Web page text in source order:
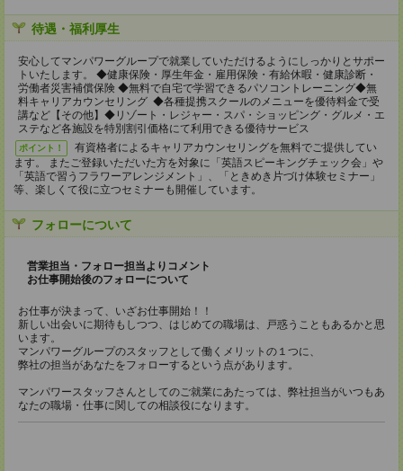
待遇・福利厚生
安心してマンパワーグループで就業していただけるようにしっかりとサポー
トいたします。 ◆健康保険・厚生年金・雇用保険・有給休暇・健康診断・
労働者災害補償保険 ◆無料で自宅で学習できるパソコントレーニング◆無
料キャリアカウンセリング ◆各種提携スクールのメニューを優待料金で受
講など【その他】◆リゾート・レジャー・スパ・ショッピング・グルメ・エ
ステなど各施設を特別割引価格にて利用できる優待サービス
ポイント！
有資格者によるキャリアカウンセリングを無料でご提供してい
ます。 またご登録いただいた方を対象に「英語スピーキングチェック会」や
「英語で習うフラワーアレンジメント」、「ときめき片づけ体験セミナー」
等、楽しくて役に立つセミナーも開催しています。
フォローについて
営業担当・フォロー担当よりコメント
お仕事開始後のフォローについて
お仕事が決まって、いざお仕事開始！！
新しい出会いに期待もしつつ、はじめての職場は、戸惑うこともあるかと思
います。
マンパワーグループのスタッフとして働くメリットの１つに、
弊社の担当があなたをフォローするという点があります。
マンパワースタッフさんとしてのご就業にあたっては、弊社担当がいつもあ
なたの職場・仕事に関しての相談役になります。